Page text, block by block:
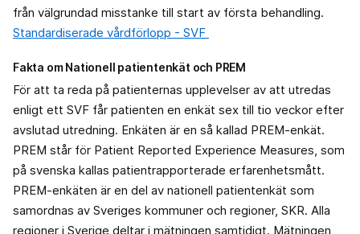
från välgrundad misstanke till start av första behandling.
Standardiserade vårdförlopp - SVF
Fakta om Nationell patientenkät och PREM
För att ta reda på patienternas upplevelser av att utredas
enligt ett SVF får patienten en enkät sex till tio veckor efter
avslutad utredning. Enkäten är en så kallad PREM-enkät.
PREM står för Patient Reported Experience Measures, som
på svenska kallas patientrapporterade erfarenhetsmått.
PREM-enkäten är en del av nationell patientenkät som
samordnas av Sveriges kommuner och regioner, SKR. Alla
regioner i Sverige deltar i mätningen samtidigt. Mätningen